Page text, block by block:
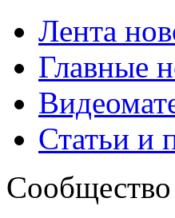
Лента
Главные
Статьи и
Сообщество